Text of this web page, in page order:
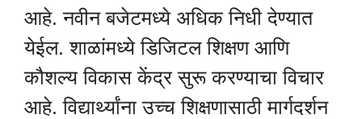
आहे. नवीन बजेटमध्ये अधिक निधी देण्यात
येईल. शाळांमध्ये डिजिटल शिक्षण आणि
कौशल्य विकास केंद्र सुरू करण्याचा विचार
आहे. विद्यार्थ्यांना उच्च शिक्षणासाठी मार्गदर्शन